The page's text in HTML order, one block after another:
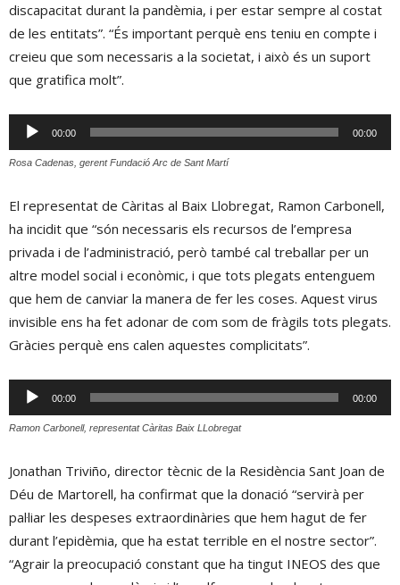
discapacitat durant la pandèmia, i per estar sempre al costat
de les entitats”. “És important perquè ens teniu en compte i
creieu que som necessaris a la societat, i això és un suport
que gratifica molt”.
Reproductor
d'àudio
00:00 00:00
Rosa Cadenas, gerent Fundació Arc de Sant Martí
El representat de Càritas al Baix Llobregat, Ramon Carbonell,
ha incidit que “són necessaris els recursos de l’empresa
privada i de l’administració, però també cal treballar per un
altre model social i econòmic, i que tots plegats entenguem
que hem de canviar la manera de fer les coses. Aquest virus
invisible ens ha fet adonar de com som de fràgils tots plegats.
Gràcies perquè ens calen aquestes complicitats”.
Reproductor
d'àudio
00:00 00:00
Ramon Carbonell, representat Càritas Baix LLobregat
Jonathan Triviño, director tècnic de la Residència Sant Joan de
Déu de Martorell, ha confirmat que la donació “servirà per
pal·liar les despeses extraordinàries que hem hagut de fer
durant l’epidèmia, que ha estat terrible en el nostre sector”.
“Agrair la preocupació constant que ha tingut INEOS des que